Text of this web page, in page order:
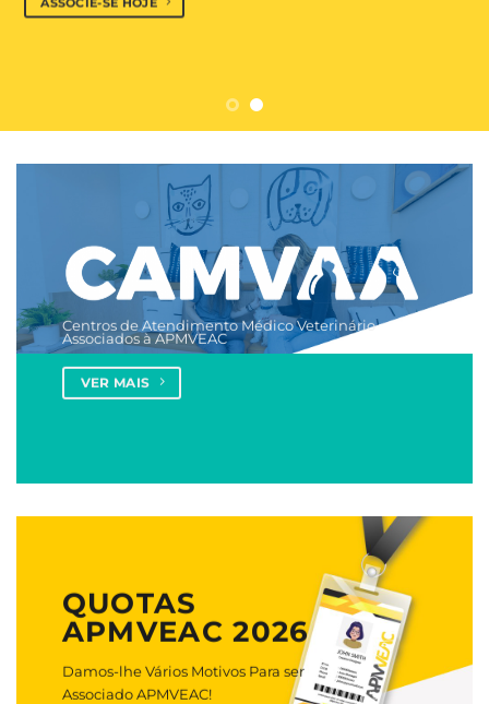
ASSOCIE-SE HOJE
Centros de Atendimento Médico Veterinário
Associados à APMVEAC
VER MAIS
QUOTAS
APMVEAC 2026
Damos-lhe Vários Motivos Para ser
Associado APMVEAC!